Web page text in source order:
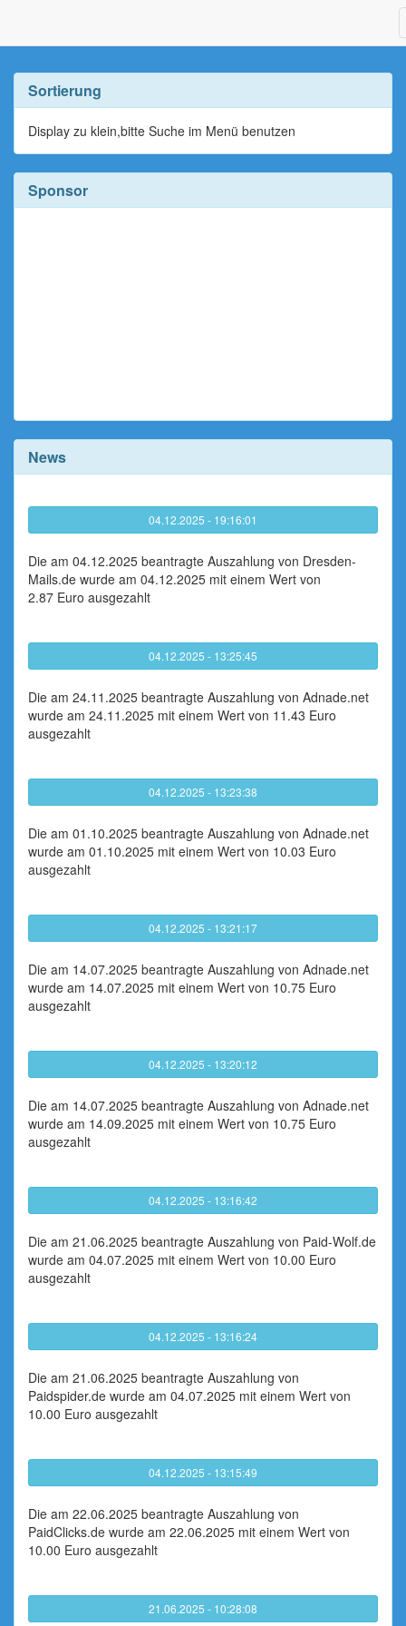
Sortierung
Display zu klein,bitte Suche im Menü benutzen
Sponsor
News
04.12.2025 - 19:16:01
Die am 04.12.2025 beantragte Auszahlung von Dresden-
Mails.de wurde am 04.12.2025 mit einem Wert von
2.87 Euro ausgezahlt
04.12.2025 - 13:25:45
Die am 24.11.2025 beantragte Auszahlung von Adnade.net
wurde am 24.11.2025 mit einem Wert von 11.43 Euro
ausgezahlt
04.12.2025 - 13:23:38
Die am 01.10.2025 beantragte Auszahlung von Adnade.net
wurde am 01.10.2025 mit einem Wert von 10.03 Euro
ausgezahlt
04.12.2025 - 13:21:17
Die am 14.07.2025 beantragte Auszahlung von Adnade.net
wurde am 14.07.2025 mit einem Wert von 10.75 Euro
ausgezahlt
04.12.2025 - 13:20:12
Die am 14.07.2025 beantragte Auszahlung von Adnade.net
wurde am 14.09.2025 mit einem Wert von 10.75 Euro
ausgezahlt
04.12.2025 - 13:16:42
Die am 21.06.2025 beantragte Auszahlung von Paid-Wolf.de
wurde am 04.07.2025 mit einem Wert von 10.00 Euro
ausgezahlt
04.12.2025 - 13:16:24
Die am 21.06.2025 beantragte Auszahlung von
Paidspider.de wurde am 04.07.2025 mit einem Wert von
10.00 Euro ausgezahlt
04.12.2025 - 13:15:49
Die am 22.06.2025 beantragte Auszahlung von
PaidClicks.de wurde am 22.06.2025 mit einem Wert von
10.00 Euro ausgezahlt
21.06.2025 - 10:28:08